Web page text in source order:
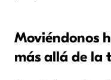
Moviéndonos
más allá de la